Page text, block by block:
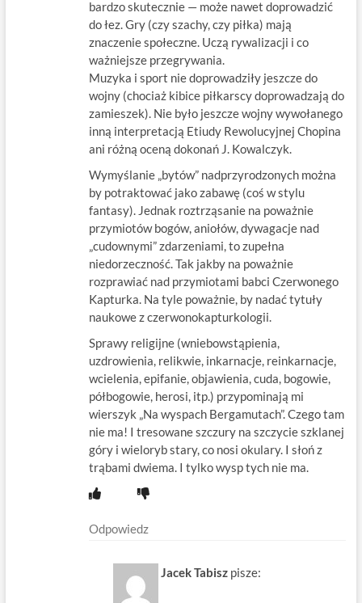
bardzo skutecznie — może nawet doprowadzić
do łez. Gry (czy szachy, czy piłka) mają
znaczenie społeczne. Uczą rywalizacji i co
ważniejsze przegrywania.
Muzyka i sport nie doprowadziły jeszcze do
wojny (chociaż kibice piłkarscy doprowadzają do
zamieszek). Nie było jeszcze wojny wywołanego
inną interpretacją Etiudy Rewolucyjnej Chopina
ani różną oceną dokonań J. Kowalczyk.
Wymyślanie „bytów” nadprzyrodzonych można
by potraktować jako zabawę (coś w stylu
fantasy). Jednak roztrząsanie na poważnie
przymiotów bogów, aniołów, dywagacje nad
„cudownymi” zdarzeniami, to zupełna
niedorzeczność. Tak jakby na poważnie
rozprawiać nad przymiotami babci Czerwonego
Kapturka. Na tyle poważnie, by nadać tytuły
naukowe z czerwonokapturkologii.
Sprawy religijne (wniebowstąpienia,
uzdrowienia, relikwie, inkarnacje, reinkarnacje,
wcielenia, epifanie, objawienia, cuda, bogowie,
półbogowie, herosi, itp.) przypominają mi
wierszyk „Na wyspach Bergamutach”. Czego tam
nie ma! I tresowane szczury na szczycie szklanej
góry i wieloryb stary, co nosi okulary. I słoń z
trąbami dwiema. I tylko wysp tych nie ma.
Odpowiedz
Jacek Tabisz pisze: